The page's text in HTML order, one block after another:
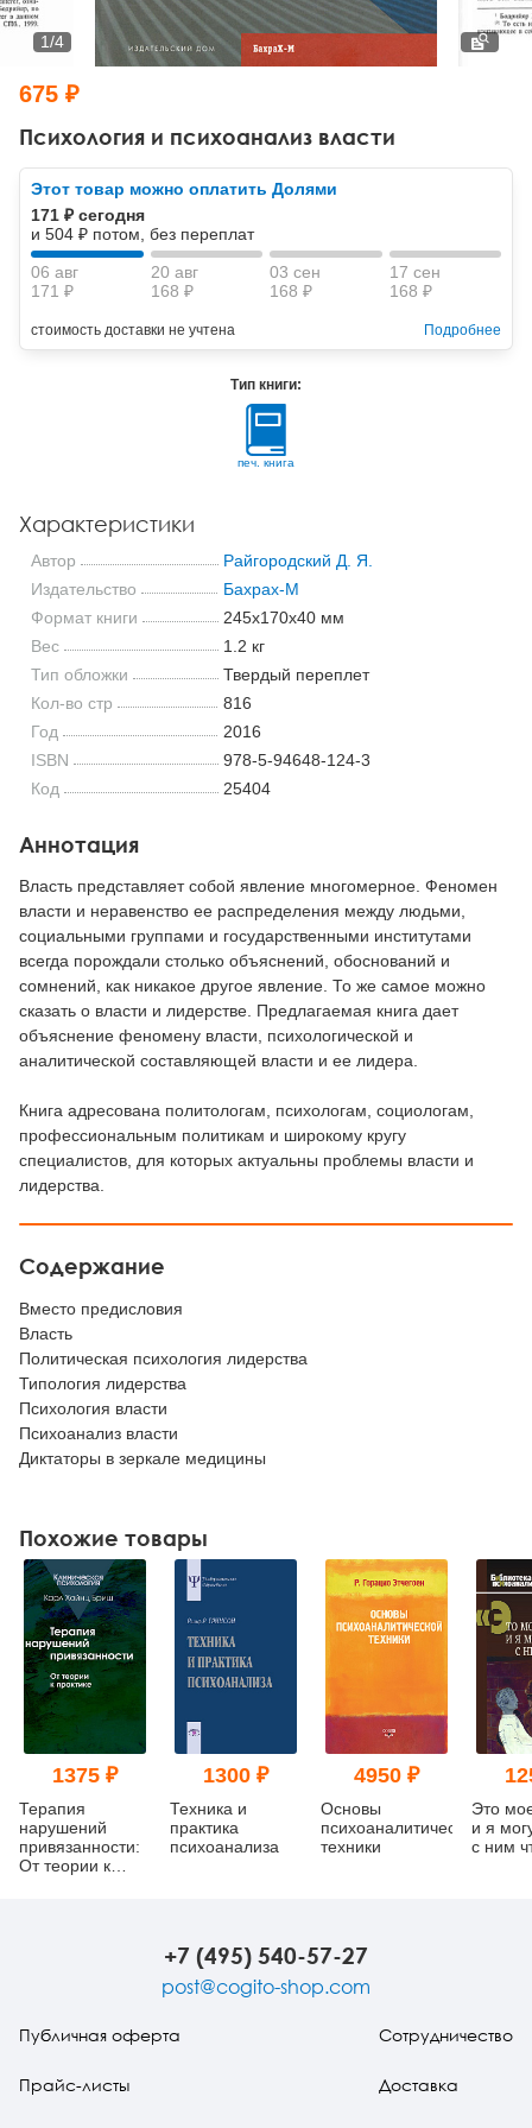
Тревожные расстройства, панические атаки
Психодрама
Другие направления психотерапии
Классический, эриксоновский гипноз и НЛП
НЛП
Психология труда и эргономика
Социальная психология
Социальная и организационная психология
Классический и юнгианский психоанализ
Психология и психоанализ власти
1/4
675 ₽
Этот товар можно оплатить Долями
171 ₽ сегодня
и 504 ₽ потом, без переплат
06 авг
171 ₽
20 авг
168 ₽
03 сен
168 ₽
17 сен
168 ₽
стоимость доставки не учтена Подробнее
Тип книги:
печ. книга
Характеристики
Автор
Райгородский Д. Я.
Издательство
Бахрах-М
Формат книги
245x170x40 мм
Вес
1.2 кг
Тип обложки
Твердый переплет
Кол-во стр
816
Год
2016
ISBN
978-5-94648-124-3
Код
25404
Аннотация
Власть представляет собой явление многомерное. Феномен
власти и неравенство ее распределения между людьми,
социальными группами и государственными институтами
всегда порождали столько объяснений, обоснований и
сомнений, как никакое другое явление. То же самое можно
сказать о власти и лидерстве. Предлагаемая книга дает
объяснение феномену власти, психологической и
аналитической составляющей власти и ее лидера.
Книга адресована политологам, психологам, социологам,
профессиональным политикам и широкому кругу
специалистов, для которых актуальны проблемы власти и
лидерства.
Содержание
Вместо предисловия
Власть
Политическая психология лидерства
Типология лидерства
Психология власти
Психоанализ власти
Диктаторы в зеркале медицины
Похожие товары
1375 ₽
Терапия
нарушений
привязанности:
От теории к
1300 ₽
Техника и
практика
психоанализа
4950 ₽
Основы
психоаналитической
техники
Это
и я
с ним
+7 (495) 540-57-27
post@cogito-shop.com
Публичная оферта
Прайс-листы
Сотрудничество
Доставка